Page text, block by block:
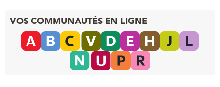
VOS COMMUNAUTÉS EN LIGNE